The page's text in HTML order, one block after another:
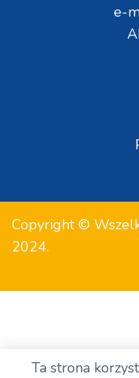
e-
Copyright ©
2024.
Ta strona